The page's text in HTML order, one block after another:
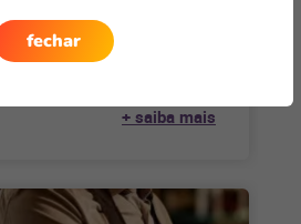
um fenômeno global no
o início da temporada
+ saiba mais
fechar